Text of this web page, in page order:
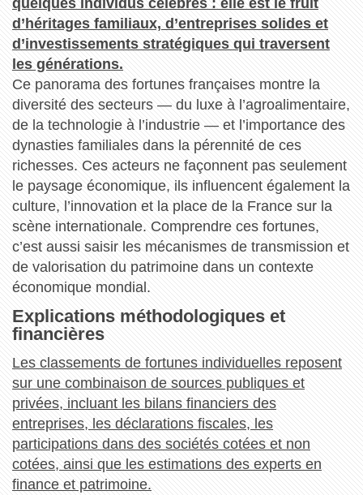
d’héritages familiaux, d’entreprises solides et
d’investissements stratégiques qui traversent
les générations.
Ce panorama des fortunes françaises montre la
diversité des secteurs — du luxe à l’agroalimentaire,
de la technologie à l’industrie — et l’importance des
dynasties familiales dans la pérennité de ces
richesses. Ces acteurs ne façonnent pas seulement
le paysage économique, ils influencent également la
culture, l’innovation et la place de la France sur la
scène internationale. Comprendre ces fortunes,
c’est aussi saisir les mécanismes de transmission et
de valorisation du patrimoine dans un contexte
économique mondial.
Explications méthodologiques et
financières
Les classements de fortunes individuelles reposent
sur une combinaison de sources publiques et
privées, incluant les bilans financiers des
entreprises, les déclarations fiscales, les
participations dans des sociétés cotées et non
cotées, ainsi que les estimations des experts en
finance et patrimoine.